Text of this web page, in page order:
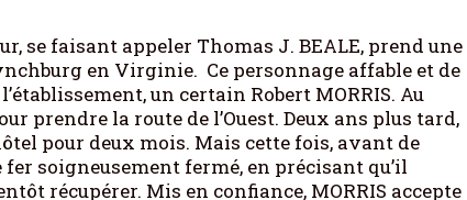
se faisant appeler Thomas J. BEALE, prend une
en Virginie. Ce personnage affable et de
un certain Robert MORRIS. Au
prendre la route de l’Ouest. Deux ans plus tard,
pour deux mois. Mais cette fois, avant de
soigneusement fermé, en précisant qu’il
récupérer. Mis en confiance, MORRIS accepte